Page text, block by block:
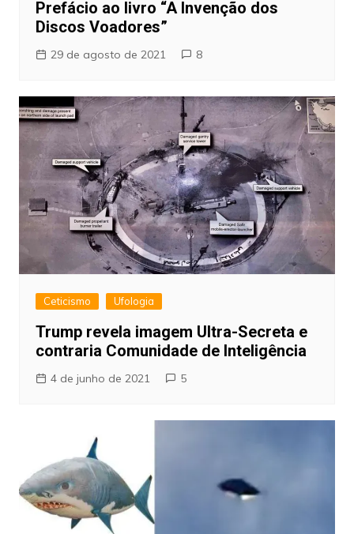
Prefácio ao livro “A Invenção dos
Discos Voadores”
29 de agosto de 2021 8
Ceticismo Ufologia
Trump revela imagem Ultra-Secreta e
contraria Comunidade de Inteligência
4 de junho de 2021 5